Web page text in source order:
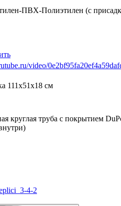
ПВХ-Полиэтилен (с
video/
111х51х18 см
круглая труба с покрытием
4-2